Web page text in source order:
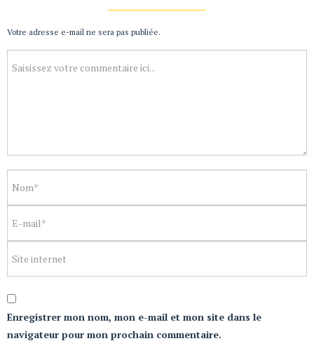
Votre adresse e-mail ne sera pas publiée.
Enregistrer mon nom, mon e-mail et mon site dans le
navigateur pour mon prochain commentaire.